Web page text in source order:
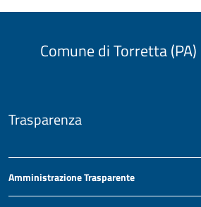
Comune di Torretta (PA)
Trasparenza
Amministrazione Trasparente